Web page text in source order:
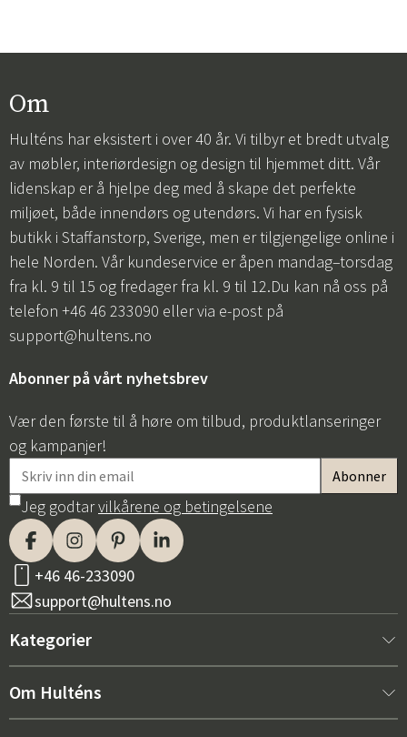
Om
Hulténs har eksistert i over 40 år. Vi tilbyr et bredt utvalg
av møbler, interiørdesign og design til hjemmet ditt. Vår
lidenskap er å hjelpe deg med å skape det perfekte
miljøet, både innendørs og utendørs. Vi har en fysisk
butikk i Staffanstorp, Sverige, men er tilgjengelige online i
hele Norden. Vår kundeservice er åpen mandag–torsdag
fra kl. 9 til 15 og fredager fra kl. 9 til 12.Du kan nå oss på
telefon +46 46 233090 eller via e-post på
support@hultens.no
Abonner på vårt nyhetsbrev
Vær den første til å høre om tilbud, produktlanseringer
og kampanjer!
Jeg godtarvilkårene og betingelsene
+46 46-233090
support@hultens.no
Kategorier
Nytt hos oss
Om Hulténs